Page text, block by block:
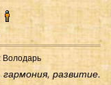
Володарь
развитие.